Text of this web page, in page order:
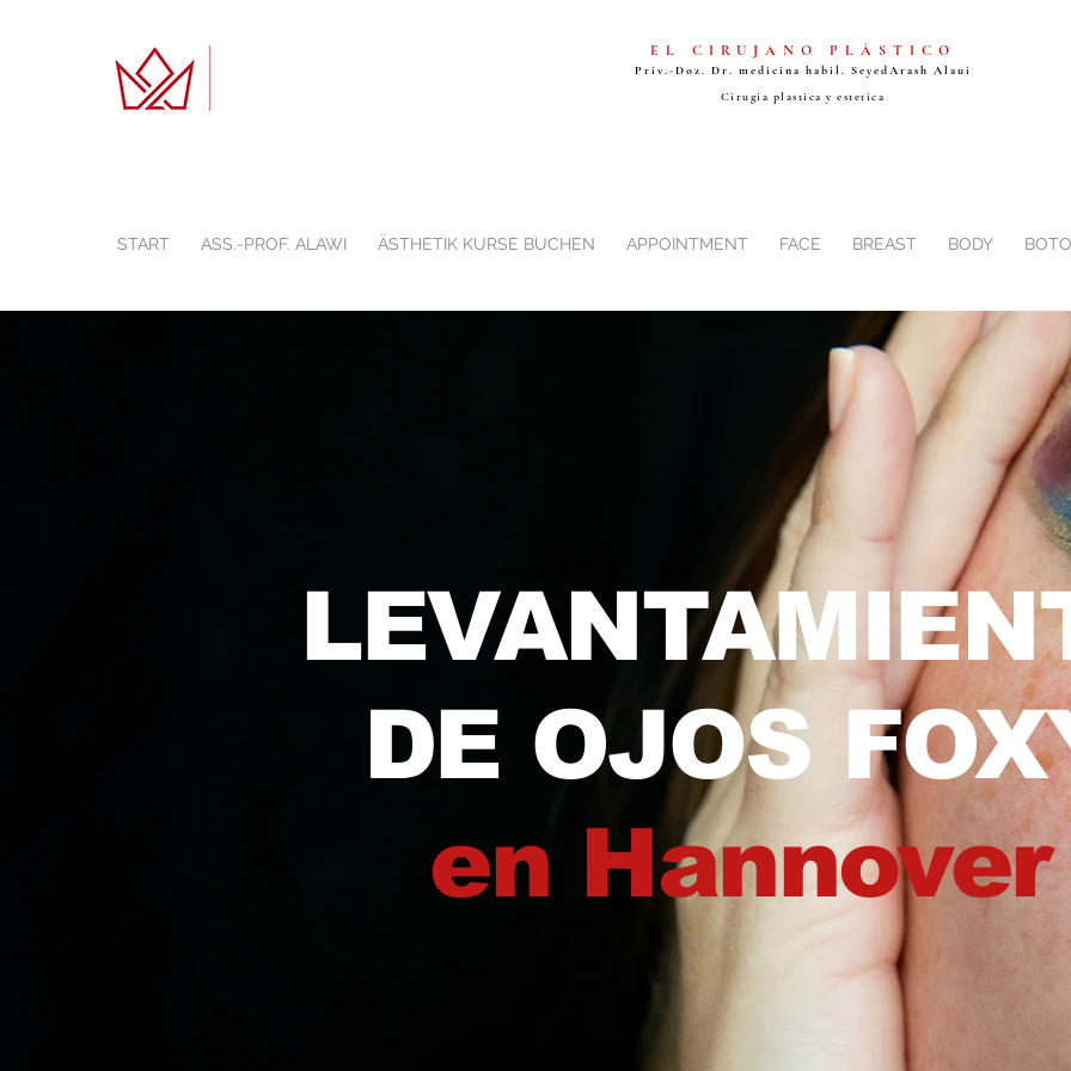
EL CIRUJANO PLÁSTICO
Priv.-Doz. Dr. medicina habil. SeyedArash Alaui
Cirugia plastica y estetica
START ASS.-PROF. ALAWI ÄSTHETIK KURSE BUCHEN APPOINTMENT FACE BREAST BODY
DE OJOS
en Hannover